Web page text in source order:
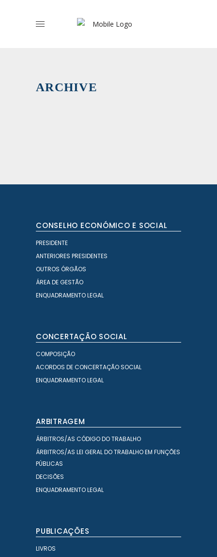
ARCHIVE
CONSELHO ECONÓMICO E SOCIAL
PRESIDENTE
ANTERIORES PRESIDENTES
OUTROS ÓRGÃOS
ÁREA DE GESTÃO
ENQUADRAMENTO LEGAL
CONCERTAÇÃO SOCIAL
COMPOSIÇÃO
ACORDOS DE CONCERTAÇÃO SOCIAL
ENQUADRAMENTO LEGAL
ARBITRAGEM
ÁRBITROS/AS CÓDIGO DO TRABALHO
ÁRBITROS/AS LEI GERAL DO TRABALHO EM FUNÇÕES
PÚBLICAS
DECISÕES
ENQUADRAMENTO LEGAL
PUBLICAÇÕES
LIVROS